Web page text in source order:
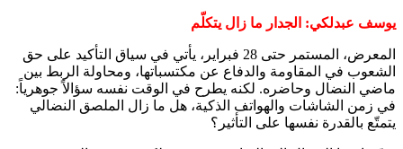
يوسف عبدلكي: الجدار ما زال يتكلّم
المعرض، المستمر حتى 28 فبراير، يأتي في سياق التأكيد على حق
الشعوب في المقاومة والدفاع عن مكتسباتها، ومحاولة الربط بين
ماضي النضال وحاضره. لكنه يطرح في الوقت نفسه سؤالاً جوهرياً:
في زمن الشاشات والهواتف الذكية، هل ما زال الملصق النضالي
يتمتّع بالقدرة نفسها على التأثير؟